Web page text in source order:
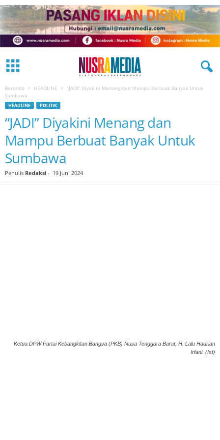
Beranda HEADLINE
“JADI” Diyakini Menang dan Mampu Berbuat Banyak Untuk
Sumbawa
HEADLINE POLITIK
“JADI” Diyakini Menang dan
Mampu Berbuat Banyak Untuk
Sumbawa
Penulis Redaksi - 19 Juni 2024
Ketua DPW Partai Kebangkitan Bangsa (PKB) Nusa Tenggara Barat, H. Lalu Hadrian
Irfani. (Ist)